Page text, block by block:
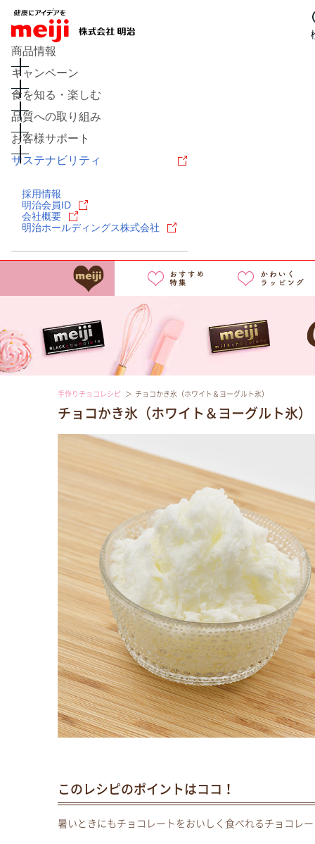
商品情報
キャンペーン
食を知る・楽しむ
品質への取り組み
お客様サポート
サステナビリティ
採用情報
明治会員ID
会社概要
明治ホールディングス株式会社
手作りチョコレシピ チョコかき氷（ホワイト＆ヨーグルト氷）
チョコかき氷（ホワイト＆ヨーグルト氷）
このレシピのポイントはココ！
暑いときにもチョコレートをおいしく食べれるチョコレ